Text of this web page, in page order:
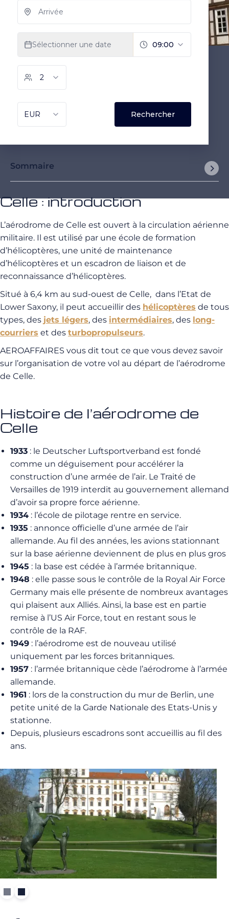
Sommaire
Celle : introduction
L’aérodrome de Celle est ouvert à la circulation aérienne
militaire. Il est utilisé par une école de formation
d’hélicoptères, une unité de maintenance
d’hélicoptères et un escadron de liaison et de
reconnaissance d’hélicoptères.
Situé à 6,4 km au sud-ouest de Celle, dans l’Etat de
Lower Saxony, il peut accueillir des hélicoptères de tous
types, des jets légers, des intermédiaires, des long-
courriers et des turbopropulseurs.
AEROAFFAIRES vous dit tout ce que vous devez savoir
sur l’organisation de votre vol au départ de l’aérodrome
de Celle.
Histoire de l’aérodrome de
Celle
1933 : le Deutscher Luftsportverband est fondé
comme un déguisement pour accélérer la
construction d’une armée de l’air. Le Traité de
Versailles de 1919 interdit au gouvernement allemand
d’avoir sa propre force aérienne.
1934 : l’école de pilotage rentre en service.
1935 : annonce officielle d’une armée de l’air
allemande. Au fil des années, les avions stationnant
sur la base aérienne deviennent de plus en plus gros
1945 : la base est cédée à l’armée britannique.
1948 : elle passe sous le contrôle de la Royal Air Force
Germany mais elle présente de nombreux avantages
qui plaisent aux Alliés. Ainsi, la base est en partie
remise à l’US Air Force, tout en restant sous le
contrôle de la RAF.
1949 : l’aérodrome est de nouveau utilisé
uniquement par les forces britanniques.
1957 : l’armée britannique cède l’aérodrome à l’armée
allemande.
1961 : lors de la construction du mur de Berlin, une
petite unité de la Garde Nationale des Etats-Unis y
stationne.
Depuis, plusieurs escadrons sont accueillis au fil des
ans.